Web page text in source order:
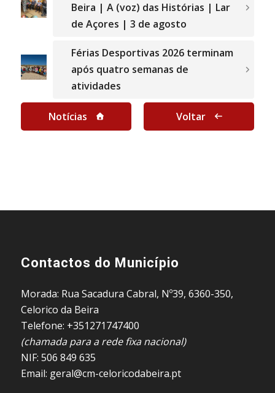
Beira | A (voz) das Histórias | Lar
de Açores | 3 de agosto
Férias Desportivas 2026 terminam
após quatro semanas de
atividades
Notícias Voltar
Contactos do Município
Morada: Rua Sacadura Cabral, Nº39, 6360-350,
Celorico da Beira
Telefone: +351271747400
(chamada para a rede fixa nacional)
NIF: 506 849 635
Email: geral@cm-celoricodabeira.pt